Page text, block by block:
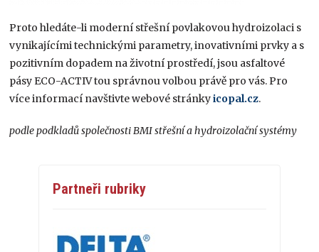
Proto hledáte-li moderní střešní povlakovou hydroizolaci s
vynikajícími technickými parametry, inovativními prvky a s
pozitivním dopadem na životní prostředí, jsou asfaltové
pásy ECO-ACTIV tou správnou volbou právě pro vás. Pro
více informací navštivte webové stránkyicopal.cz.
podle podkladů společnosti BMI střešní a hydroizolační systémy
Partneři rubriky